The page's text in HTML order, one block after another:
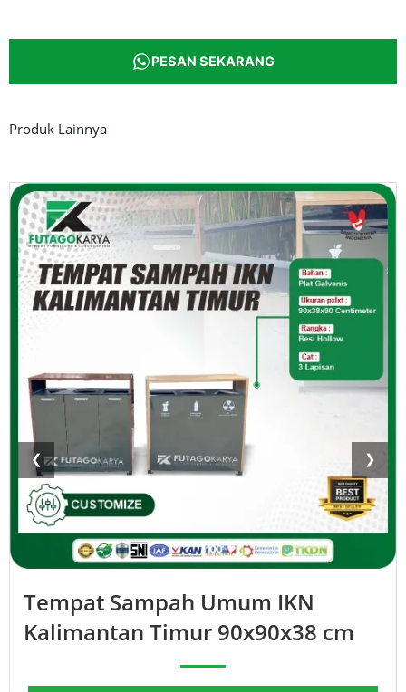
PESAN SEKARANG
Produk Lainnya
❮ ❯
Tempat Sampah Umum IKN
Kalimantan Timur 90x90x38 cm